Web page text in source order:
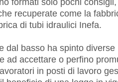
formati solo pochi consigli,
recuperate come la
di tubi idraulici Inefa.
dal basso ha spinto diverse
ad accettare o perfino
in posti di lavoro